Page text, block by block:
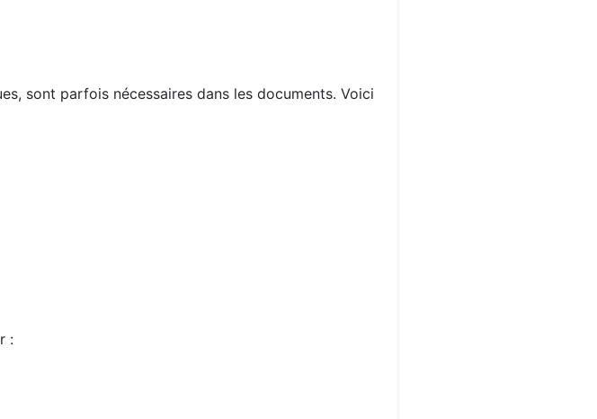
sont parfois nécessaires dans les documents. Voici
: